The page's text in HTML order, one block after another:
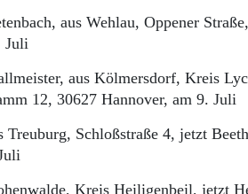
aus Wehlau, Oppener
Juli
aus Kölmersdorf, Kreis
12, 30627 Hannover, am 9. Juli
Treuburg, Schloßstraße 4, jetzt
Kreis Heiligenbeil, jetzt